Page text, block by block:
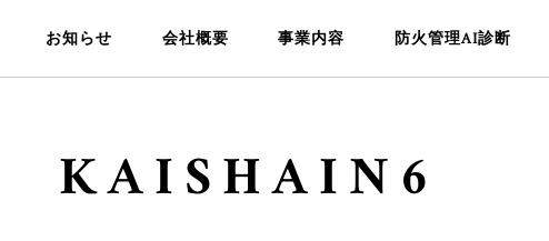
お知らせ 会社概要 事業内容 防火管理AI診断
KAISHAIN6